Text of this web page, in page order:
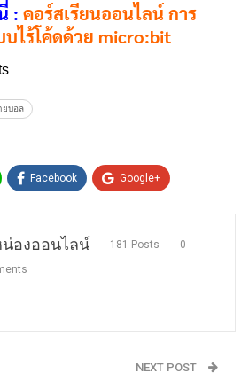
: คอร์สเรียนออนไลน์ การ
ไร้โค้ดด้วย micro:bit
ยบอล
Facebook Google+
องออนไลน์ 181 Posts
0
NEXT POST